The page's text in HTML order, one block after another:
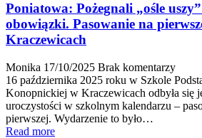
Poniatowa: Pożegnali „ośle
obowiązki. Pasowanie na
Kraczewicach
Monika 17/10/2025 Brak komentarzy
16 października 2025 roku w Szkole
Konopnickiej w Kraczewicach odbyła się
uroczystości w szkolnym kalendarzu –
pierwszej. Wydarzenie to było…
Read more